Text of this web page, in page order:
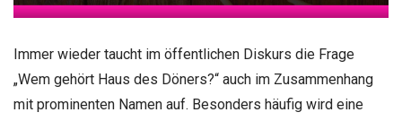
Immer wieder taucht im öffentlichen Diskurs die Frage
„Wem gehört Haus des Döners?“ auch im Zusammenhang
mit prominenten Namen auf. Besonders häufig wird eine